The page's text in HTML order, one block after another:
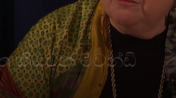
කියවන වෙන්ඩි